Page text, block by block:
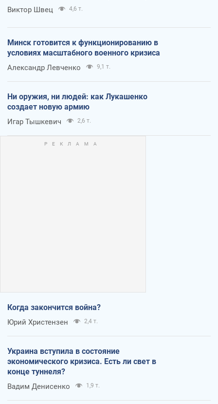
Виктор Швец 4,6 т.
Минск готовится к функционированию в
условиях масштабного военного кризиса
Александр Левченко 9,1 т.
Ни оружия, ни людей: как Лукашенко
создает новую армию
Игар Тышкевич 2,6 т.
Когда закончится война?
Юрий Христензен 2,4 т.
Украина вступила в состояние
экономического кризиса. Есть ли свет в
конце туннеля?
Вадим Денисенко 1,9 т.